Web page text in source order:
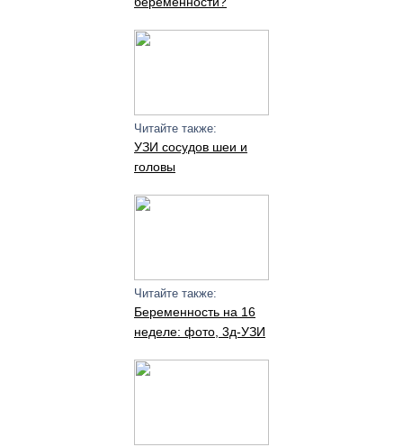
Читайте также:
УЗИ сосудов шеи и
головы
Читайте также:
Беременность на 16
неделе: фото, 3д-УЗИ